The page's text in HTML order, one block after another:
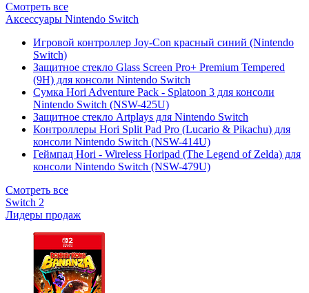
Смотреть все
Аксессуары Nintendo Switch
Игровой контроллер Joy-Con красный синий (Nintendo
Switch)
Защитное стекло Glass Screen Pro+ Premium Tempered
(9H) для консоли Nintendo Switch
Сумка Hori Adventure Pack - Splatoon 3 для консоли
Nintendo Switch (NSW-425U)
Защитное стекло Artplays для Nintendo Switch
Контроллеры Hori Split Pad Pro (Lucario & Pikachu) для
консоли Nintendo Switch (NSW-414U)
Геймпад Hori - Wireless Horipad (The Legend of Zelda) для
консоли Nintendo Switch (NSW-479U)
Смотреть все
Switch 2
Лидеры продаж